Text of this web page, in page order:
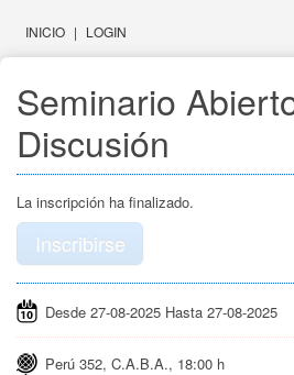
INICIO | LOGIN
Seminario
Discusión
La inscripción ha finalizado.
Inscribirse
Desde 27-08-2025 Hasta 27-08-2025
Perú 352, C.A.B.A., 18:00 h